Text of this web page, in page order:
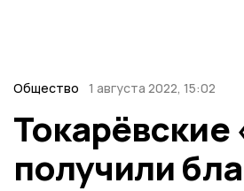
Общество 1 августа 2022, 15:02
получили